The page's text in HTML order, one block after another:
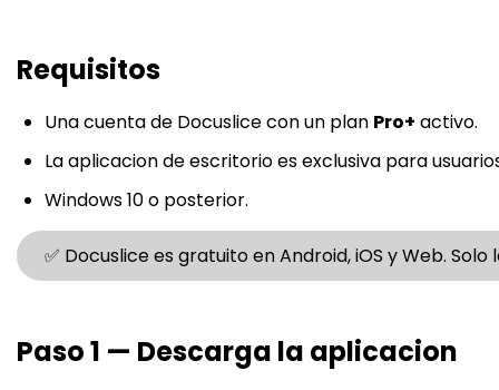
Requisitos
Una cuenta de Docuslice con un plan Pro+ activo.
La aplicacion de escritorio es exclusiva para
Windows 10 o posterior.
✅ Docuslice es gratuito en Android, iOS y Web.
Paso 1 — Descarga la aplicacion